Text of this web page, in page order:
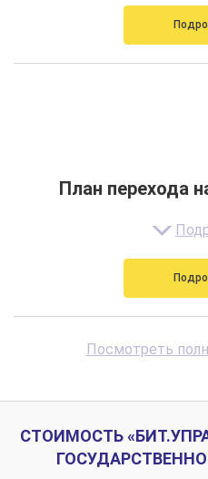
План перехода
Посмотреть
СТОИМОСТЬ